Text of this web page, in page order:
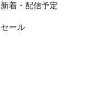
新着・配信予定
セール